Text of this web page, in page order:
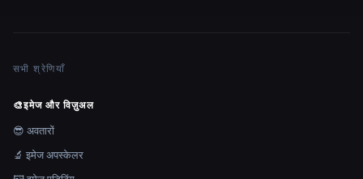
सभी श्रेणियाँ
🎨इमेज और विज़ुअल
😎 अवतारों
🔬 इमेज अपस्केलर